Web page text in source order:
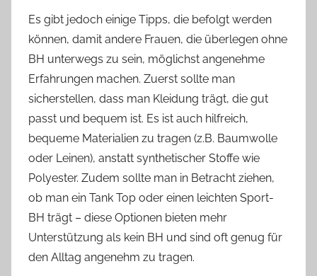
Es gibt jedoch einige Tipps, die befolgt werden
können, damit andere Frauen, die überlegen ohne
BH unterwegs zu sein, möglichst angenehme
Erfahrungen machen. Zuerst sollte man
sicherstellen, dass man Kleidung trägt, die gut
passt und bequem ist. Es ist auch hilfreich,
bequeme Materialien zu tragen (z.B. Baumwolle
oder Leinen), anstatt synthetischer Stoffe wie
Polyester. Zudem sollte man in Betracht ziehen,
ob man ein Tank Top oder einen leichten Sport-
BH trägt – diese Optionen bieten mehr
Unterstützung als kein BH und sind oft genug für
den Alltag angenehm zu tragen.